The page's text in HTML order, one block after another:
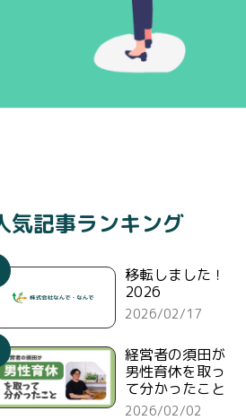
気記事ランキング
移転しました！
2026
2026/02/17
経営者の須田が
男性育休を取っ
て分かったこと
2026/02/02